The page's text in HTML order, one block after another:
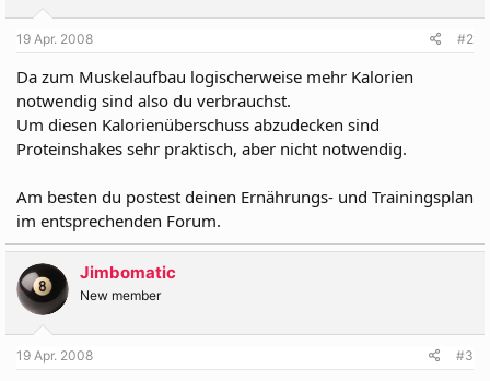
19 Apr. 2008 #2
Da zum Muskelaufbau logischerweise mehr Kalorien
notwendig sind also du verbrauchst.
Um diesen Kalorienüberschuss abzudecken sind
Proteinshakes sehr praktisch, aber nicht notwendig.
Am besten du postest deinen Ernährungs- und Trainingsplan
im entsprechenden Forum.
Jimbomatic
New member
19 Apr. 2008 #3